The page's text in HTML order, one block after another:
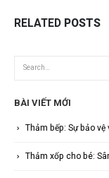
RELATED POSTS
BÀI VIẾT MỚI
Thảm bếp: Sự bảo
Thảm xốp cho bé: